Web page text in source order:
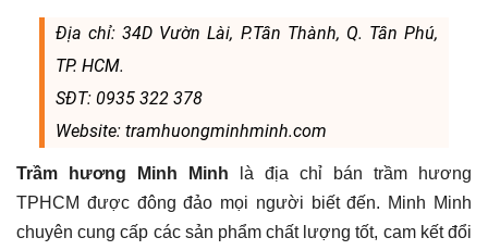
Địa chỉ: 34D Vườn Lài, P.Tân Thành, Q. Tân Phú,
TP. HCM.
SĐT: 0935 322 378
Website: tramhuongminhminh.com
Trầm hương Minh Minh là địa chỉ bán trầm hương
TPHCM được đông đảo mọi người biết đến. Minh Minh
chuyên cung cấp các sản phẩm chất lượng tốt, cam kết đổi